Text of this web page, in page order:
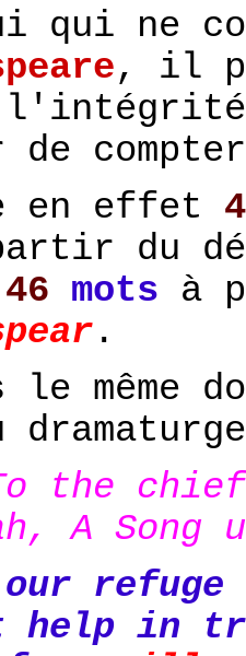
qui ne
, il
de
en effet
du
46 mots à
.
le même
the
A Song
help in